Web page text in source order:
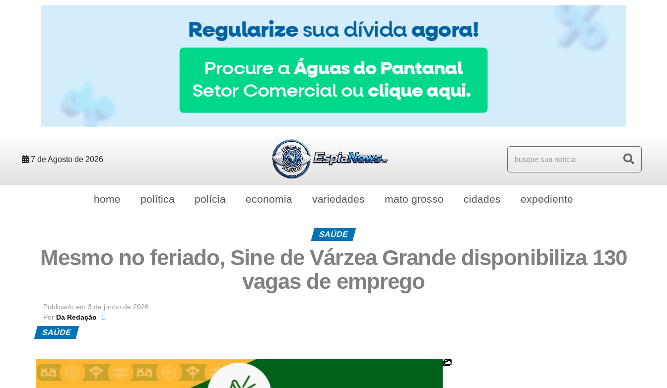
7 de Agosto de 2026
home política polícia economia variedades mato grosso cidades expediente
SAÚDE
Mesmo no feriado, Sine de Várzea Grande disponibiliza 130
vagas de emprego
Publicado em 3 de junho de 2026
Por Da Redação
SAÚDE